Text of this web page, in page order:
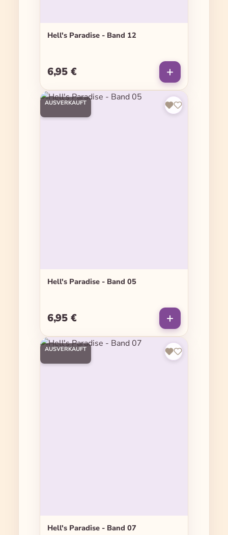
Hell's Paradise - Band 12
Regulärer Preis:
6,95 €
AUSVERKAUFT
Hell's Paradise - Band 05
Regulärer Preis:
6,95 €
AUSVERKAUFT
Hell's Paradise - Band 07